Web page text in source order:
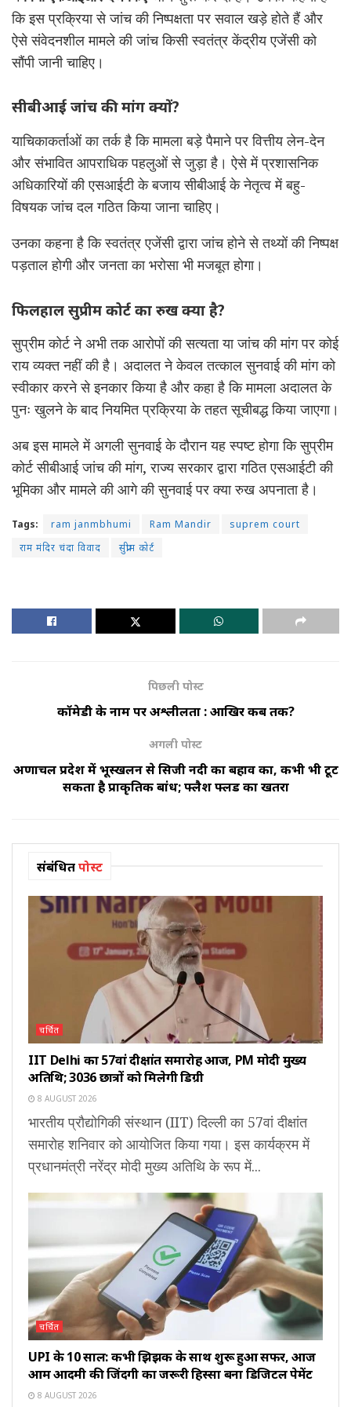
कि इस प्रक्रिया से जांच की निष्पक्षता पर सवाल खड़े होते हैं और
ऐसे संवेदनशील मामले की जांच किसी स्वतंत्र केंद्रीय एजेंसी को
सौंपी जानी चाहिए।
सीबीआई जांच की मांग क्यों?
याचिकाकर्ताओं का तर्क है कि मामला बड़े पैमाने पर वित्तीय लेन-देन
और संभावित आपराधिक पहलुओं से जुड़ा है। ऐसे में प्रशासनिक
अधिकारियों की एसआईटी के बजाय सीबीआई के नेतृत्व में बहु-
विषयक जांच दल गठित किया जाना चाहिए।
उनका कहना है कि स्वतंत्र एजेंसी द्वारा जांच होने से तथ्यों की निष्पक्ष
पड़ताल होगी और जनता का भरोसा भी मजबूत होगा।
फिलहाल सुप्रीम कोर्ट का रुख क्या है?
सुप्रीम कोर्ट ने अभी तक आरोपों की सत्यता या जांच की मांग पर कोई
राय व्यक्त नहीं की है। अदालत ने केवल तत्काल सुनवाई की मांग को
स्वीकार करने से इनकार किया है और कहा है कि मामला अदालत के
पुनः खुलने के बाद नियमित प्रक्रिया के तहत सूचीबद्ध किया जाएगा।
अब इस मामले में अगली सुनवाई के दौरान यह स्पष्ट होगा कि सुप्रीम
कोर्ट सीबीआई जांच की मांग, राज्य सरकार द्वारा गठित एसआईटी की
भूमिका और मामले की आगे की सुनवाई पर क्या रुख अपनाता है।
Tags: ram janmbhumi Ram Mandir
suprem court
राम मंदिर चंदा विवाद
सुप्रीम कोर्ट
पिछली पोस्ट
कॉमेडी के नाम पर अश्लीलता : आखिर कब तक?
अगली पोस्ट
अरुणाचल प्रदेश में भूस्खलन से सिजी नदी का बहाव रुका, कभी भी टूट
सकता है प्राकृतिक बांध; फ्लैश फ्लड का खतरा
संबंधितपोस्ट
चर्चित
IIT Delhi का 57वां दीक्षांत समारोह आज, PM मोदी मुख्य
अतिथि; 3036 छात्रों को मिलेगी डिग्री
8 AUGUST 2026
भारतीय प्रौद्योगिकी संस्थान (IIT) दिल्ली का 57वां दीक्षांत
समारोह शनिवार को आयोजित किया गया। इस कार्यक्रम में
प्रधानमंत्री नरेंद्र मोदी मुख्य अतिथि के रूप में...
चर्चित
UPI के 10 साल: कभी झिझक के साथ शुरू हुआ सफर, आज
आम आदमी की जिंदगी का जरूरी हिस्सा बना डिजिटल पेमेंट
8 AUGUST 2026